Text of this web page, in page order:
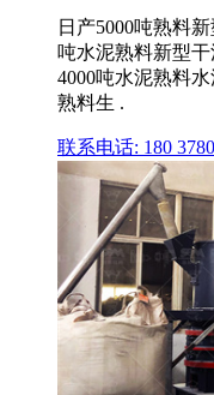
日产5000吨熟料
吨水泥熟料新型
4000吨水泥熟料
熟料生 .
联系电话: 180